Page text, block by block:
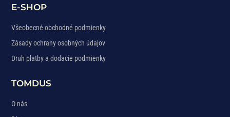
E-SHOP
Všeobecné obchodné podmienky
Zásady ochrany osobných údajov
Druh platby a dodacie podmienky
TOMDUS
O nás